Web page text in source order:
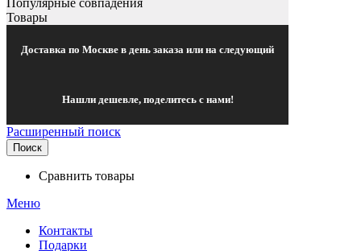
Популярные совпадения
Товары
Доставка по Москве в день заказа или на следующий
Нашли дешевле, поделитесь с нами!
Расширенный поиск
Поиск
Сравнить товары
Меню
Контакты
Подарки